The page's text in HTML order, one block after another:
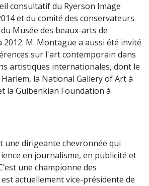
consultatif du Ryerson Image
et du comité des conservateurs
Musée des beaux-arts de
2012. M. Montague a aussi été invité
sur l'art contemporain dans
artistiques internationales, dont le
la National Gallery of Art à
la Gulbenkian Foundation à
une dirigeante chevronnée qui
en journalisme, en publicité et
une championne des
actuellement vice-présidente de